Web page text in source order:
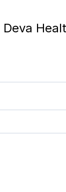
Deva